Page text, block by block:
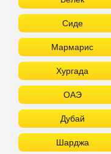
Шарджа
Таиланд
Самуй
Као Лак
Вьетнам
Фантьет